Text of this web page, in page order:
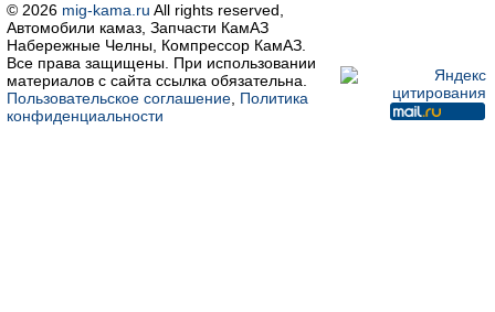
© 2026 mig-kama.ru All rights reserved,
Автомобили камаз, Запчасти КамАЗ
Набережные Челны, Компрессор КамАЗ.
Все права защищены. При использовании
материалов с сайта ссылка обязательна.
Пользовательское соглашение Политика
конфиденциальности